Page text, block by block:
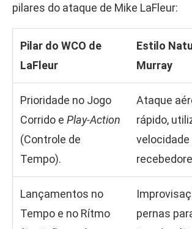
pilares do ataque de Mike LaFleur:
Pilar do WCO de
LaFleur
Estilo
Murray
Prioridade no Jogo
Corrido e Play-Action
(Controle de
Tempo).
Ataque
rápido,
velocidade
Lançamentos no
Tempo e no Rítmo
pernas